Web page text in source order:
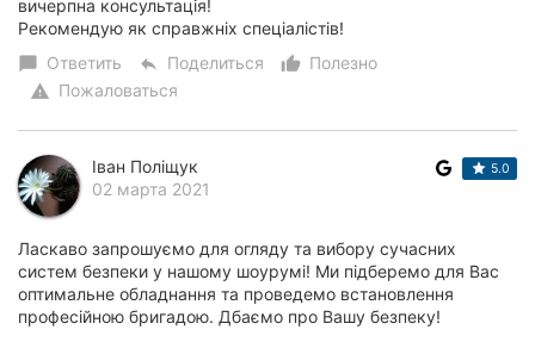
вичерпна консультація!
Рекомендую як справжніх спеціалістів!
chat_bubble Ответить reply Поделиться thumb_up_alt
Полезно
warning Пожаловаться
Іван Поліщук
02 марта 2021
5.0
Ласкаво запрошуємо для огляду та вибору сучасних
систем безпеки у нашому шоурумі! Ми підберемо для Вас
оптимальне обладнання та проведемо встановлення
професійною бригадою. Дбаємо про Вашу безпеку!